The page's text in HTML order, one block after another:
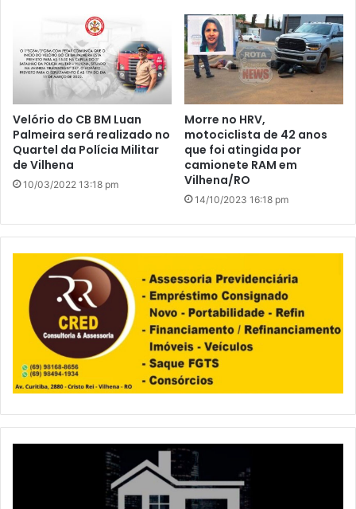
Velório do CB BM Luan
Palmeira será realizado no
Quartel da Polícia Militar
de Vilhena
10/03/2022 13:18 pm
Morre no HRV,
motociclista de 42 anos
que foi atingida por
camionete RAM em
Vilhena/RO
14/10/2023 16:18 pm